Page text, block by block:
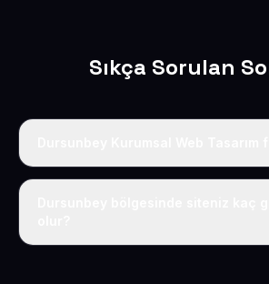
Sıkça Sorulan
Tek fiyat uygulanır: yıllık 50 USD +